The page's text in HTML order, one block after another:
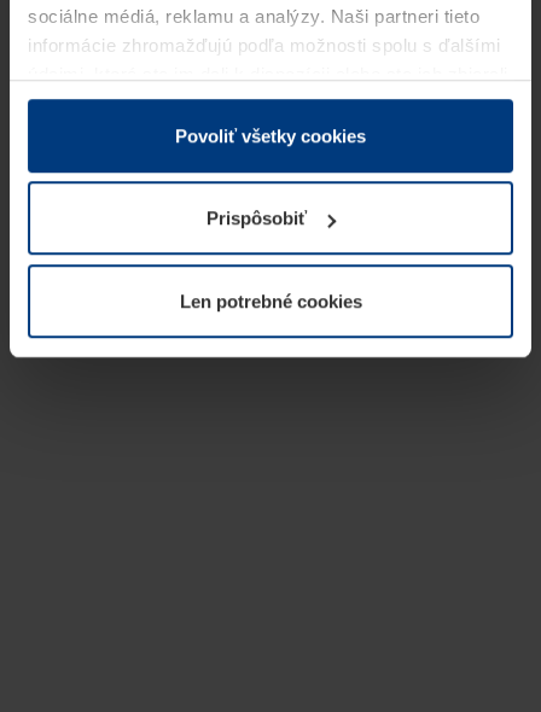
sociálne médiá, reklamu a analýzy. Naši partneri tieto
informácie zhromažďujú podľa možnosti spolu s ďalšími
v rámci Vášho využívania služieb.
Z právneho hľadiska môžeme cookies ukladať na Vašom
prevádzku tejto stránky. Pre všetky ostatné typy cookie
potrebujeme Vaše povolenie. Vaše povolenie môžete
kedykoľvek zmeniť alebo odvolať vo vysvetlení cookie
našej webovej stránky.
Povoliť všetky cookies
Prispôsobiť
Len potrebné cookies